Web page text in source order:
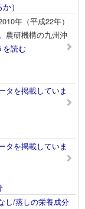
）
年（平成22年）
農研機構の九州沖
読む
タを掲載していま
タを掲載していま
し/蒸しの栄養成分